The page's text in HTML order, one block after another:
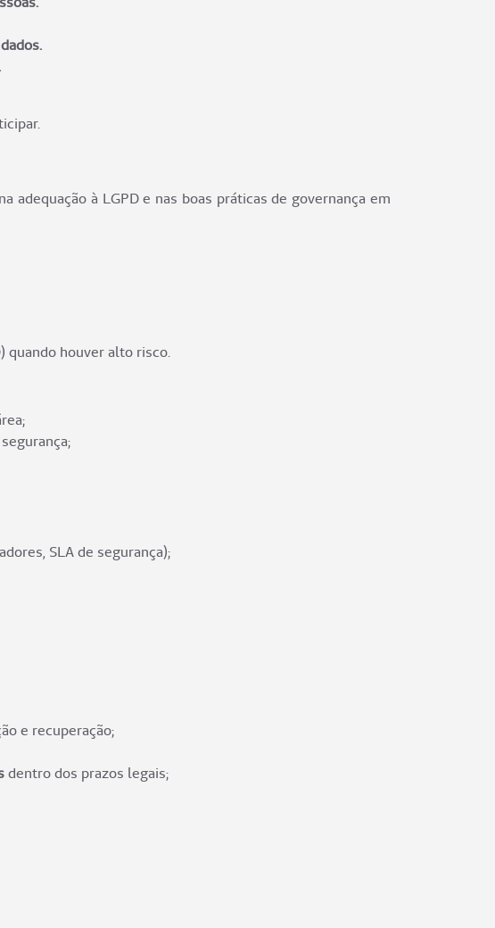
adequação à LGPD e nas boas práticas de governança em
quando houver alto risco.
SLA de segurança);
e recuperação;
dentro dos prazos legais;